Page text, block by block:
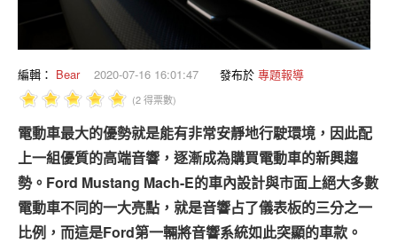
試車報導
專題報導
車型比拼
兩輪世界
編輯： Bear 2020-07-16 16:01:47 發布於 專題報導
(2 得票數)
電動車最大的優勢就是能有非常安靜地行駛環境，因此配
上一組優質的高端音響，逐漸成為購買電動車的新興趨
勢。Ford Mustang Mach-E的車內設計與市面上絕大多數
電動車不同的一大亮點，就是音響占了儀表板的三分之一
比例，而這是Ford第一輛將音響系統如此突顯的車款。